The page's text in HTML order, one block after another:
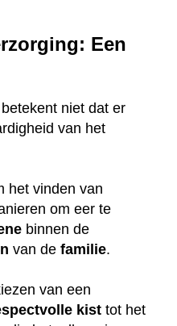
Een
niet dat er
van het
het vinden van
om eer te
binnen de
van de familie.
van een
kist tot het